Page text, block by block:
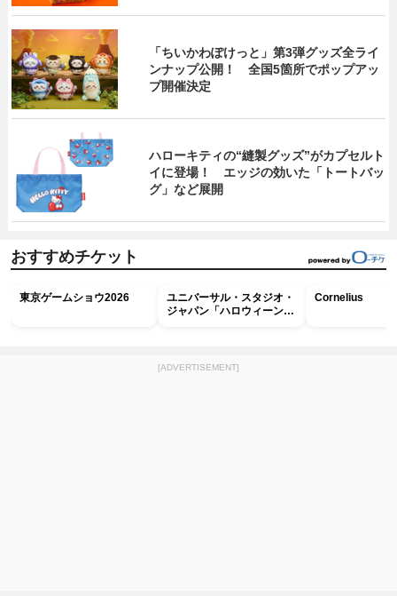
「ちいかわぽけっと」第3弾グッズ全ライ
ンナップ公開！ 全国5箇所でポップアッ
プ開催決定
ハローキティの“縫製グッズ”がカプセルト
イに登場！ エッジの効いた「トートバッ
グ」など展開
おすすめチケット
東京ゲームショウ2026
ユニバーサル・スタジオ・
ジャパン「ハロウィーン・
Cornelius
[ADVERTISEMENT]